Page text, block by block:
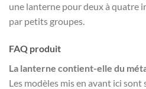
une lanterne pour deux à quatre
par petits groupes.
FAQ produit
La lanterne contient-elle du
Les modèles mis en avant ici